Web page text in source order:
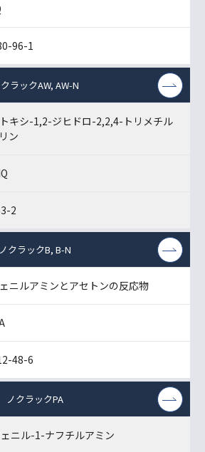
96-1
ラックAW, AW-N
キシ-1,2-ジヒドロ-2,2,4-トリメチル
ン
2
ノクラックB, B-N
ニルアミンとアセトンの反応物
48-6
ノクラックPA
ニル-1-ナフチルアミン